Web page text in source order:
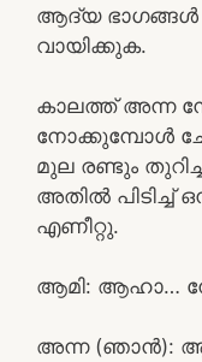
ആദ്യ ഭാഗങ്ങൾ
വായിക്കുക.
കാലത്ത് അന്ന
നോക്കുമ്പോൾ
മുല രണ്ടും
അതിൽ പിടിച്ച്
എണീറ്റു.
ആമി: ആഹാ…
അന്ന (ഞാൻ):